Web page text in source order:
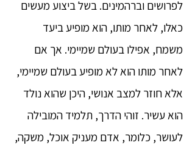
לפרושים וברהמינים. בשל ביצוע מעשים
כאלו, לאחר מותו, הוא מופיע ביעד
משמח, אפילו בעולם שמיימי. אך אם
לאחר מותו הוא לא מופיע בעולם שמיימי,
אלא חוזר למצב אנושי, היכן שהוא נולד
הוא עשיר. זוהי הדרך, תלמיד המובילה
לעושר, כלומר, אדם מעניק אוכל, משקה,